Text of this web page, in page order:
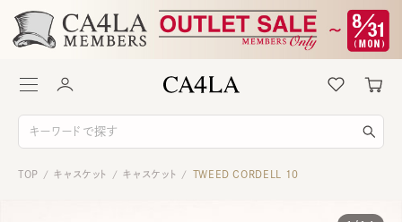
TOP / キャスケット / キャスケット / TWEED CORDELL 10